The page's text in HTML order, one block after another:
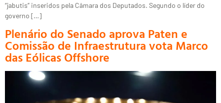
“jabutis” inseridos pela Câmara dos Deputados. Segundo o líder do
governo […]
Plenário do Senado aprova Paten e
Comissão de Infraestrutura vota Marco
das Eólicas Offshore